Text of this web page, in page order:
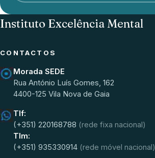
Instituto Excelência Mental
CONTACTOS
Morada SEDE
Rua António Luís Gomes, 162
4400-125 Vila Nova de Gaia
Tlf:
(+351) 220168788 (rede fixa nacional)
Tlm:
(+351) 935330914 (rede móvel nacional)